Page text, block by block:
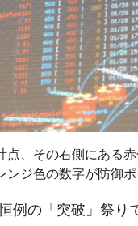
点、その右側にある
ンジ色の数字が防御ポ
例の「突破」祭り